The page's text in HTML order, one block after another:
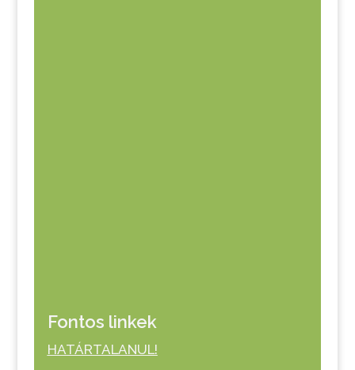
Fontos linkek
HATÁRTALANUL!